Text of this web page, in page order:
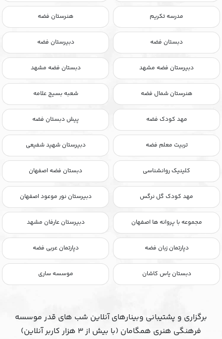
مدرسه تکریم هنرستان فضه
دبستان فضه دبیرستان فضه
دبیرستان فضه مشهد دبستان فضه مشهد
هنرستان شمال فضه شعبه بسیج علامه
مهد کودک فضه پیش دبستان فضه
تربیت معلم فضه دبیرستان شهید شفیعی
کلینیک روانشناسی دبستان فضه اصفهان
مهد کودک گل نرگس دبیرستان نور موعود اصفهان
مجموعه با پروانه ها اصفهان دبیرستان عارفان مشهد
دپارتمان زبان فضه دپارتمان عربی فضه
دبستان یاس کاشان موسسه ساری
برگزاری و پشتیبانی وبینارهای آنلاین شب های قدر موسسه
فرهنگی هنری همگامان (با بیش از ۳ هزار کاربر آنلاین)